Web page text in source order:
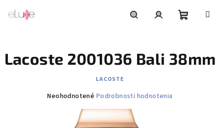
košík
Lacoste 2001036 Bali 38mm
LACOSTE
Priemerné
Neohodnotené Podrobnosti hodnotenia